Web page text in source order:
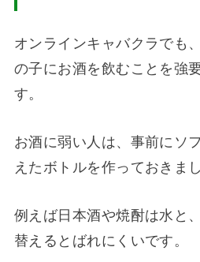
オンラインキャバクラでも
の子にお酒を飲むことを強
す。
お酒に弱い人は、事前にソ
えたボトルを作っておきま
例えば日本酒や焼酎は水と
替えるとばれにくいです。